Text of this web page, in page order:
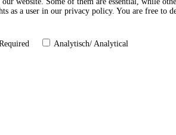
as a user in our privacy policy. You are free to
Analytisch/ Analytical